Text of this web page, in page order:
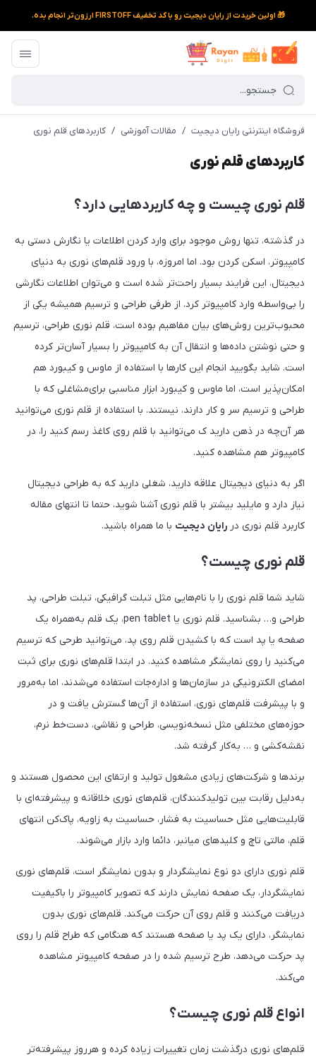
🎁 اولین خریدت از رایان دیجیت رو با کد تخفیف FIRSTOFF ارزون‌تر انجام بده.
فروشگاه اینترنتی رایان دیجیت / مقالات آموزشی / کاربردهای قلم نوری
کاربردهای قلم نوری
قلم نوری چیست و چه کاربردهایی دارد؟
در گذشته، تنها روش موجود برای وارد کردن اطلاعات یا نگارش دستی به
کامپیوتر، اسکن کردن بود. اما امروزه، با ورود قلم‌های نوری به دنیای
دیجیتال، این فرایند بسیار راحت‌تر شده است و می‌توان اطلاعات نگارشی
را بی‌واسطه وارد کامپیوتر کرد. از طرفی طراحی و ترسیم همیشه یکی‌ از
محبوب‌ترین روش‌های بیان مفاهیم بوده است، قلم‌ نوری طراحی، ترسیم
و حتی نوشتن داده‌ها و انتقال آن به کامپیوتر را بسیار آسان‌تر کرده
است. شاید بگویید انجام این کار‌ها با استفاده از ماوس و کیبورد هم
امکان‌پذیر است، اما ماوس و کیبورد ابزار مناسبی برای‌مشاغلی که با
طراحی و ترسیم سر و کار دارند، نیستند. با استفاده از قلم نوری‌ می‌توانید
هر آن‌چه در ذهن دارید ک می‌توانید با قلم روی کاغذ رسم کنید را، در
کامپیوتر هم مشاهده کنید.
اگر به دنیای دیجیتال علاقه دارید، شغلی دارید که به طراحی دیجیتال
نیاز دارد و مایلید بیشتر با قلم نوری آشنا شوید، حتما تا انتهای مقاله
کاربرد قلم نوری در رایان دیجیت با ما همراه باشید.
قلم نوری چیست؟
شاید شما قلم نوری را با نام‌هایی مثل تبلت گرافیکی، تبلت طراحی، پد
طراحی و… بشناسید. قلم نوری یا pen tablet، یک قلم به‌همراه یک
صفحه یا پد است که با کشیدن قلم روی پد، می‌توانید طرحی که ترسیم
می‌کنید را روی نمایشگر مشاهده کنید. در ابتدا قلم‌های نوری برای ثبت
امضای الکترونیکی در سازمان‌ها و اداره‌جات استفاده می‌شدند، اما به‌مرور
و با پیشرفت قلم‌های نوری، استفاده از آن‌ها گسترش یافت و در
حوزه‌های مختلفی مثل نسخه‌‌نویسی، طراحی و نقاشی، دست‌خط نرم،
نقشه‌کشی و … به‌کار گرفته شد.
برندها و شرکت‌های زیادی مشغول تولید و ارتقای این محصول هستند و
به‌دلیل رقابت بین تولیدکنندگان، قلم‌های نوری خلاقانه و پیشرفته‌ای با
قابلیت‌هایی مثل حساسیت به فشار، حساسیت به زاویه، پاک‌کن انتهای
قلم، مالتی تاچ و کلیدهای میانبر، دائما وارد بازار می‌شوند.
قلم نوری دارای دو نوع نمایشگردار و بدون نمایشگر است، قلم‌های نوری
نمایشگردار، یک صفحه نمایش دارند که تصویر کامپیوتر را باکیفیت
دریافت می‌کنند و قلم روی آن حرکت می‌کند. قلم‌های نوری بدون
نمایشگر، دارای یک پد یا صفحه هستند که هنگامی که طراح قلم را روی
پد حرکت می‌دهد، طرح ترسیم شده را در صفحه کامپیوتر مشاهده
می‌کند.
انواع قلم نوری چیست؟
قلم‌های نوری در‌گذشت زمان تغییرات زیاده کرده و هرروز پیشرفته‌تر